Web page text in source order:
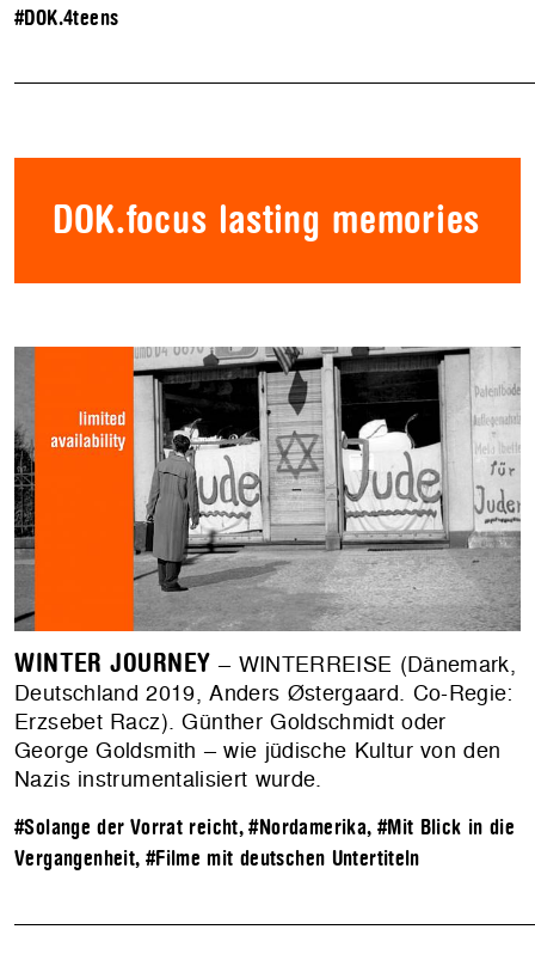
#DOK.4teens
DOK.focus lasting memories
WINTER JOURNEY – WINTERREISE (Dänemark,
Deutschland 2019, Anders Østergaard. Co-Regie:
Erzsebet Racz). Günther Goldschmidt oder
George Goldsmith – wie jüdische Kultur von den
Nazis instrumentalisiert wurde.
#Solange der Vorrat reicht,#Nordamerika, #Mit Blick in die
Vergangenheit, #Filme mit deutschen Untertiteln